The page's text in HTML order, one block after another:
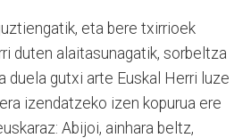
eta bere txirrioek
duten alaitasunagatik, sorbeltza
duela gutxi arte Euskal Herri luze
izendatzeko izen kopurua ere
Abijoi, ainhara beltz,